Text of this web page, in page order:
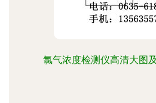
氯气浓度检测仪高清大图